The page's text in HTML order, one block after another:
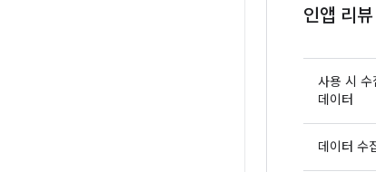
인앱 리뷰
사용 시 수
데이터
데이터 수